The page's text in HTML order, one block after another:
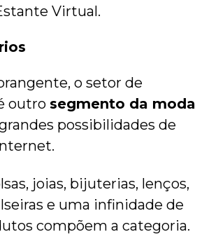
Virtual.
o setor de
outro segmento da moda
possibilidades de
joias, bijuterias, lenços,
e uma infinidade de
compõem a categoria.